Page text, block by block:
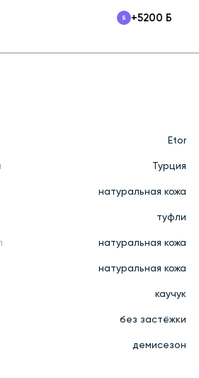
+5200 Б
Etor
Турция
натуральная кожа
туфли
натуральная кожа
натуральная кожа
каучук
без застёжки
демисезон